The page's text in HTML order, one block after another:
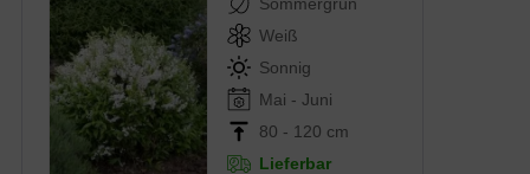
Weiß
Sonnig
Mai - Juni
80 - 120 cm
Lieferbar